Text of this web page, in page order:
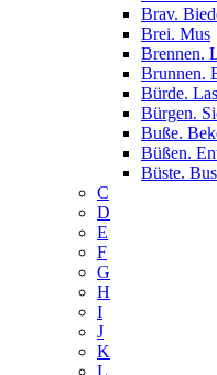
Brav.
Brei. Mus
Brennen.
Brunnen.
Bürde.
Bürgen.
Buße.
Büßen.
Büste.
C
D
E
F
G
H
I
J
K
L